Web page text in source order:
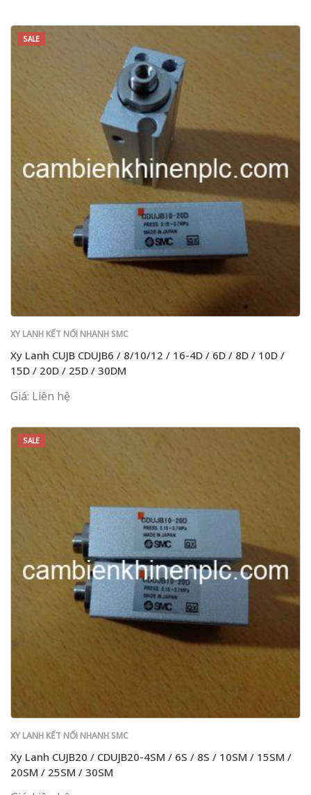
SALE
XY LANH KẾT NỐI NHANH SMC
Xy Lanh CUJB CDUJB6 / 8/10/12 / 16-4D / 6D / 8D / 10D /
15D / 20D / 25D / 30DM
Giá: Liên hệ
SALE
XY LANH KẾT NỐI NHANH SMC
Xy Lanh CUJB20 / CDUJB20-4SM / 6S / 8S / 10SM / 15SM /
20SM / 25SM / 30SM